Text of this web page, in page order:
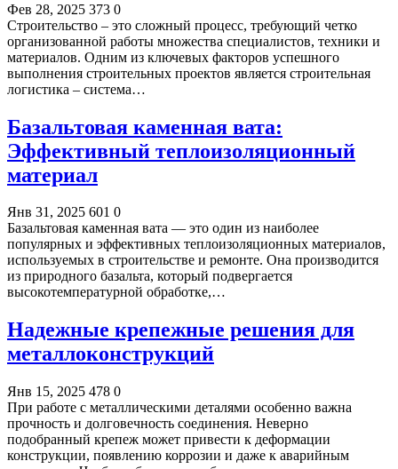
Фев 28, 2025 373 0
Строительство – это сложный процесс, требующий четко
организованной работы множества специалистов, техники и
материалов. Одним из ключевых факторов успешного
выполнения строительных проектов является строительная
логистика – система…
Базальтовая каменная вата:
Эффективный теплоизоляционный
материал
Янв 31, 2025 601 0
Базальтовая каменная вата — это один из наиболее
популярных и эффективных теплоизоляционных материалов,
используемых в строительстве и ремонте. Она производится
из природного базальта, который подвергается
высокотемпературной обработке,…
Надежные крепежные решения для
металлоконструкций
Янв 15, 2025 478 0
При работе с металлическими деталями особенно важна
прочность и долговечность соединения. Неверно
подобранный крепеж может привести к деформации
конструкции, появлению коррозии и даже к аварийным